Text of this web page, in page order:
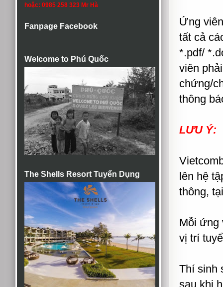
hoặc: 0985 258 323 Mr Hà
Fanpage Facebook
Welcome to Phú Quốc
The Shells Resort Tuyển Dụng
Ứng
tất cả
*.pdf/
viên
chứng/
thông
LƯU Ý:
lên hệ
thông,
Mỗi ứng
vị trí
Thí sinh
sau khi